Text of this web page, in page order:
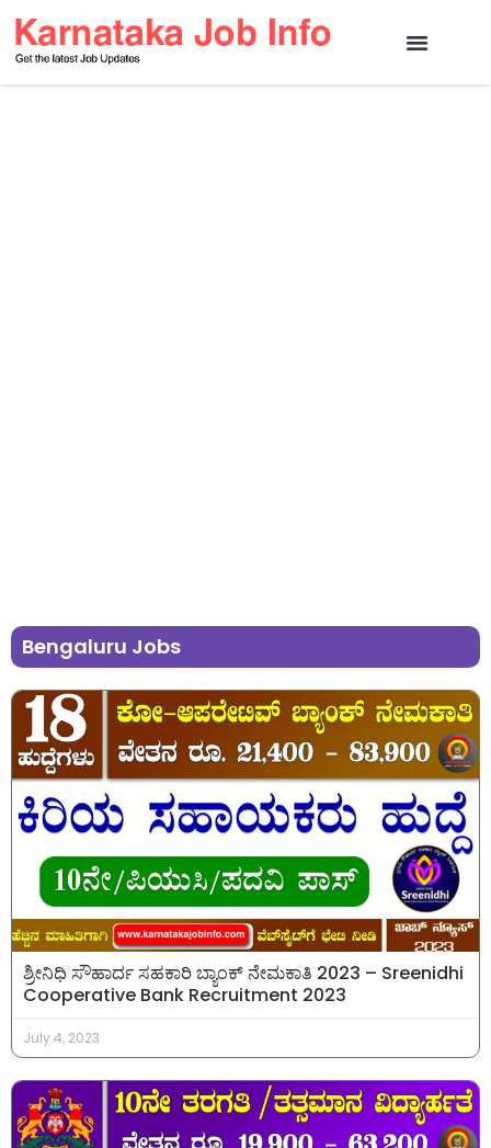
Bengaluru Jobs
ಶ್ರೀನಿಧಿ ಸೌಹಾರ್ದ ಸಹಕಾರಿ ಬ್ಯಾಂಕ್ ನೇಮಕಾತಿ 2023 – Sreenidhi
Cooperative Bank Recruitment 2023
July 4, 2023